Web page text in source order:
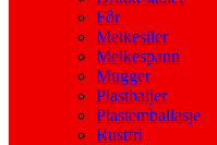
Fôr
Melkesiler
Melkespann
Mugger
Plastbaljer
Plastemballasje
Rustfri